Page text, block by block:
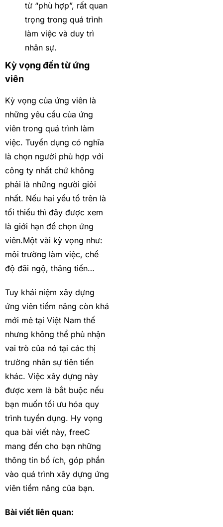
từ “phù hợp”, rất quan
trọng trong quá trình
làm việc và duy trì
nhân sự.
Kỳ vọng đến từ ứng
viên
Kỳ vọng của ứng viên là
những yêu cầu của ứng
viên trong quá trình làm
việc. Tuyển dụng có nghĩa
là chọn người phù hợp với
công ty nhất chứ không
phải là những người giỏi
nhất. Nếu hai yếu tố trên là
tối thiểu thì đây được xem
là giới hạn để chọn ứng
viên.Một vài kỳ vọng như:
môi trường làm việc, chế
độ đãi ngộ, thăng tiến…
Tuy khái niệm xây dựng
ứng viên tiềm năng còn khá
mới mẻ tại Việt Nam thế
nhưng không thể phủ nhận
vai trò của nó tại các thị
trường nhân sự tiên tiến
khác. Việc xây dựng này
được xem là bắt buộc nếu
bạn muốn tối ưu hóa quy
trình tuyển dụng. Hy vọng
qua bài viết này, freeC
mang đến cho bạn những
thông tin bổ ích, góp phần
vào quá trình xây dựng ứng
viên tiềm năng của bạn.
Bài viết liên quan: